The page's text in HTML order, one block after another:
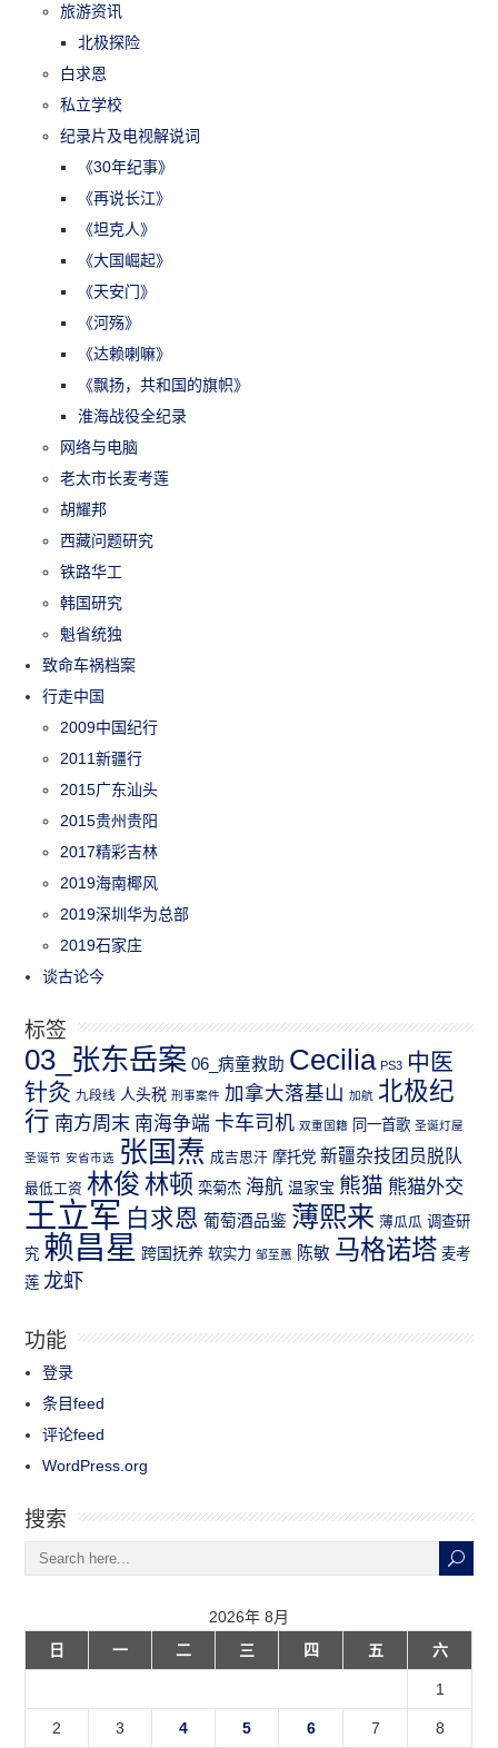
旅游资讯
北极探险
白求恩
私立学校
纪录片及电视解说词
《30年纪事》
《再说长江》
《坦克人》
《大国崛起》
《天安门》
《河殇》
《达赖喇嘛》
《飘扬，共和国的旗帜》
淮海战役全纪录
网络与电脑
老太市长麦考莲
胡耀邦
西藏问题研究
铁路华工
韩国研究
魁省统独
致命车祸档案
行走中国
2009中国纪行
2011新疆行
2015广东汕头
2015贵州贵阳
2017精彩吉林
2019海南椰风
2019深圳华为总部
2019石家庄
谈古论今
标签
03_张东岳案 06_病童救助 Cecilia PS3 中医
针灸 九段线 人头税 刑事案件 加拿大落基山 加航 北极纪
行 南方周末 南海争端 卡车司机 双重国籍 同一首歌 圣诞灯屋
圣诞节 安省市选 张国焘 成吉思汗 摩托党 新疆杂技团员脱队
最低工资 林俊 林顿 栾菊杰 海航 温家宝 熊猫 熊猫外交
王立军 白求恩 葡萄酒品鉴 薄熙来 薄瓜瓜 调查研
究 赖昌星 跨国抚养 软实力 邹至蕙 陈敏 马格诺塔 麦考
莲 龙虾
功能
登录
条目feed
评论feed
WordPress.org
搜索
2026年 8月
日
一 二 三 四 五 六
1
2 3 4 5 6 7 8